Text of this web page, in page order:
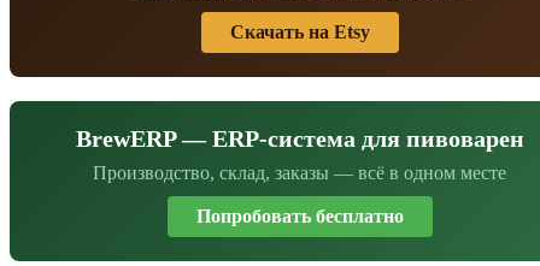
Скачать на Etsy
BrewERP — ERP-система для пивоварен
Производство, склад, заказы — всё в одном месте
Попробовать бесплатно